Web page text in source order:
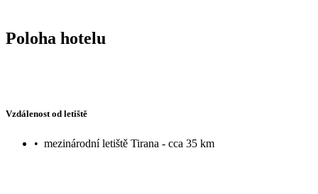
Poloha hotelu
Vzdálenost od letiště
• mezinárodní letiště Tirana - cca 35 km